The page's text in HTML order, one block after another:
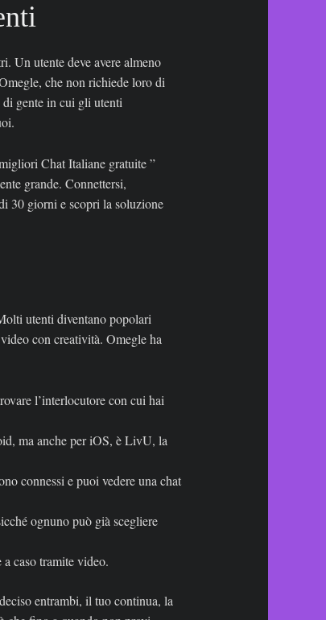
Un utente deve avere almeno
che non richiede loro di
gente in cui gli utenti
Chat Italiane gratuite ”
grande. Connettersi,
30 giorni e scopri la soluzione
utenti diventano popolari
con creatività. Omegle ha
l’interlocutore con cui hai
ma anche per iOS, è LivU, la
connessi e puoi vedere una chat
ognuno può già scegliere
caso tramite video.
entrambi, il tuo continua, la